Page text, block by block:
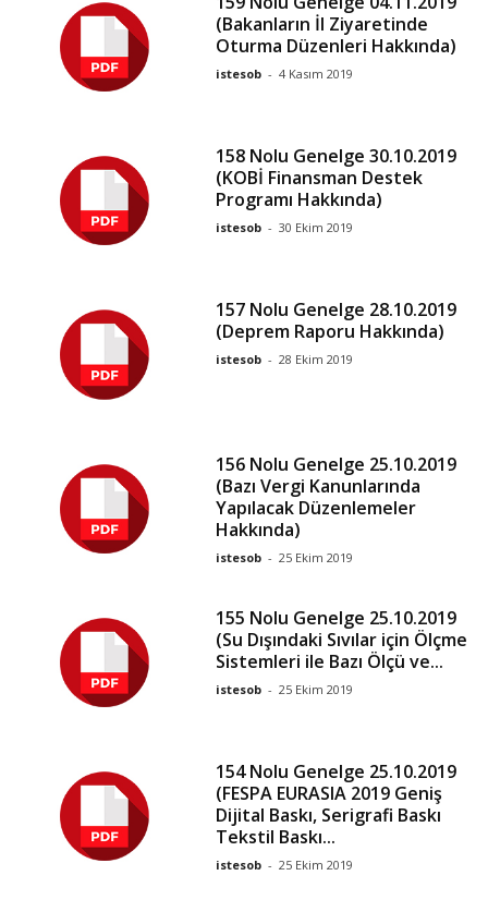
(Bakanların İl Ziyaretinde
Oturma Düzenleri Hakkında)
istesob - 4 Kasım 2019
158 Nolu Genelge 30.10.2019
(KOBİ Finansman Destek
Programı Hakkında)
istesob - 30 Ekim 2019
157 Nolu Genelge 28.10.2019
(Deprem Raporu Hakkında)
istesob - 28 Ekim 2019
156 Nolu Genelge 25.10.2019
(Bazı Vergi Kanunlarında
Yapılacak Düzenlemeler
Hakkında)
istesob - 25 Ekim 2019
155 Nolu Genelge 25.10.2019
(Su Dışındaki Sıvılar için Ölçme
Sistemleri ile Bazı Ölçü ve...
istesob - 25 Ekim 2019
154 Nolu Genelge 25.10.2019
(FESPA EURASIA 2019 Geniş
Dijital Baskı, Serigrafi Baskı
Tekstil Baskı...
istesob - 25 Ekim 2019